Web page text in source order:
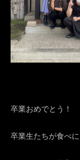
卒業おめでとう！
卒業生たちが食べ